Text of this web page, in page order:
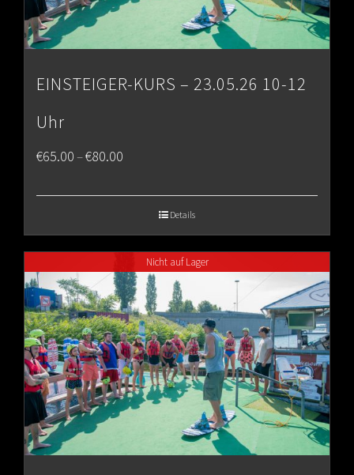
EINSTEIGER-KURS – 23.05.26 10-12
Uhr
€65.00–€80.00
€80.00
Details
Nicht auf Lager